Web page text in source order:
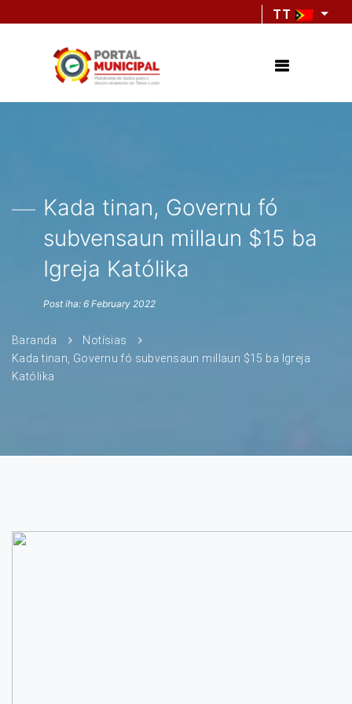
TT
Kada tinan, Governu fó
subvensaun millaun $15 ba
Igreja Katólika
Post iha: 6 February 2022
Baranda
Notísias
Kada tinan, Governu fó subvensaun millaun $15 ba Igreja
Katólika